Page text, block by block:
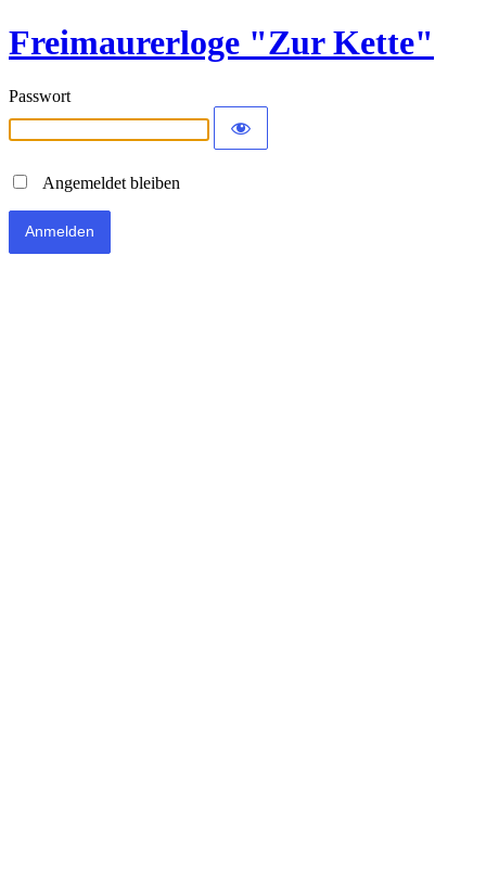
Freimaurerloge "Zur Kette"
Passwort
Angemeldet bleiben